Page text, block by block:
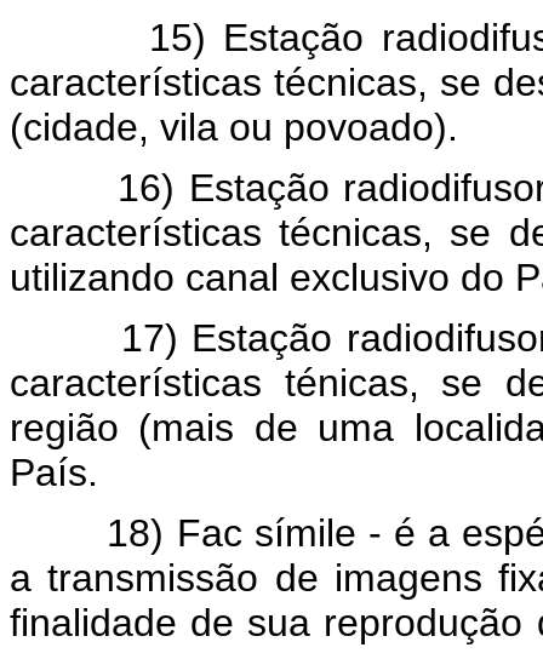
15) Estação
características técnicas, se
(cidade, vila ou povoado).
16) Estação
características técnicas, se
utilizando canal exclusivo do
17) Estação
características ténicas, se
região (mais de uma
País.
18) Fac símile - é a
a transmissão de imagens
finalidade de sua